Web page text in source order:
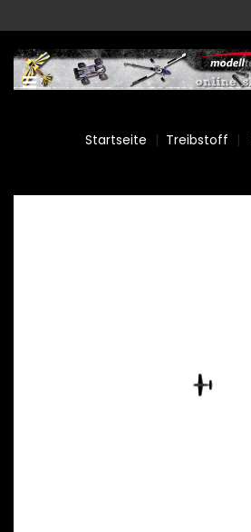
Startseite Treibstoff